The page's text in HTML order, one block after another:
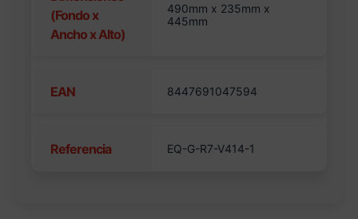
(Fondo x
Ancho x Alto)
490mm x 235mm x
445mm
EAN 8447691047594
Referencia EQ-G-R7-V414-1